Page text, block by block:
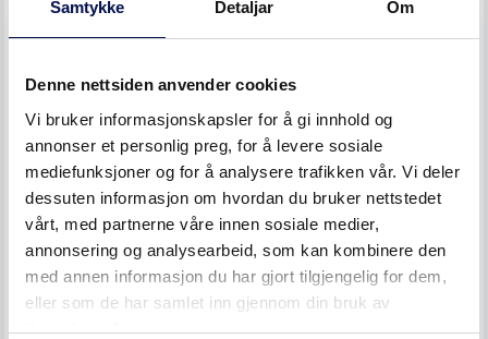
Samtykke Detaljar Om
Denne nettsiden anvender cookies
Vi bruker informasjonskapsler for å gi innhold og
annonser et personlig preg, for å levere sosiale
mediefunksjoner og for å analysere trafikken vår. Vi deler
dessuten informasjon om hvordan du bruker nettstedet
vårt, med partnerne våre innen sosiale medier,
annonsering og analysearbeid, som kan kombinere den
med annen informasjon du har gjort tilgjengelig for dem,
eller som de har samlet inn gjennom din bruk av
tjenestene deres.
ekstrautstyr finnes 15 mm terskelplate eller 27 mm terskel
med anslag, begge i naturanodisert aluminium.
Det er også mulig å benytte stålkarm til våtromsdørene.
GLASSÅPNINGER
Våtromsdørene kan utstyres med glassåpning. Det er syv
standardglassåpninger som kan sees her.
LETT VÅTROMSDØR